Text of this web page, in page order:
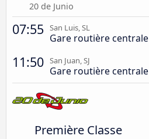
20 de Junio
07:55 San Luis, SL
Gare routière centrale
11:50 San Juan, SJ
Gare routière centrale
Première Classe